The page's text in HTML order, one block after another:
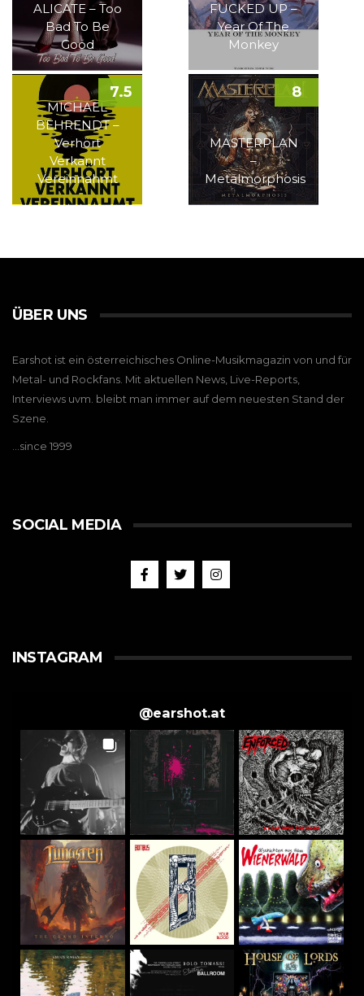
ALICATE – Too
Bad To Be
Good
FUCKED UP –
Year Of The
Monkey
MICHAEL
BEHRENDT –
Verhört
Verkannt
Vereinnahmt
7.5
MASTERPLAN
–
Metalmorphosis
8
ÜBER UNS
Earshot ist ein österreichisches Online-Musikmagazin von und für
Metal- und Rockfans. Mit aktuellen News, Live-Reports,
Interviews uvm. bleibt man immer auf dem neuesten Stand der
Szene.
…since 1999
SOCIAL MEDIA
INSTAGRAM
@earshot.at